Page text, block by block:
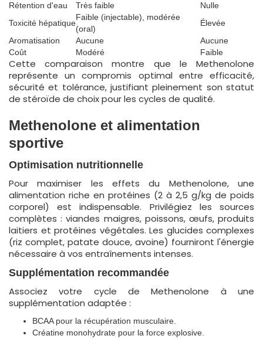
Rétention d'eau
Très faible
Nulle
Toxicité hépatique
Faible (injectable), modérée
(oral)
Élevée
Aromatisation
Aucune
Aucune
Coût
Modéré Faible
Cette comparaison montre que le Methenolone
représente un compromis optimal entre efficacité,
sécurité et tolérance, justifiant pleinement son statut
de stéroïde de choix pour les cycles de qualité.
Methenolone et alimentation
sportive
Optimisation nutritionnelle
Pour maximiser les effets du Methenolone, une
alimentation riche en protéines (2 à 2,5 g/kg de poids
corporel) est indispensable. Privilégiez les sources
complètes : viandes maigres, poissons, œufs, produits
laitiers et protéines végétales. Les glucides complexes
(riz complet, patate douce, avoine) fourniront l'énergie
nécessaire à vos entraînements intenses.
Supplémentation recommandée
Associez votre cycle de Methenolone à une
supplémentation adaptée :
BCAA pour la récupération musculaire.
Créatine monohydrate pour la force explosive.